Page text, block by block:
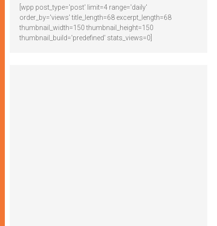
[wpp post_type='post' limit=4 range='daily'
order_by='views' title_length=68 excerpt_length=68
thumbnail_width=150 thumbnail_height=150
thumbnail_build='predefined' stats_views=0]